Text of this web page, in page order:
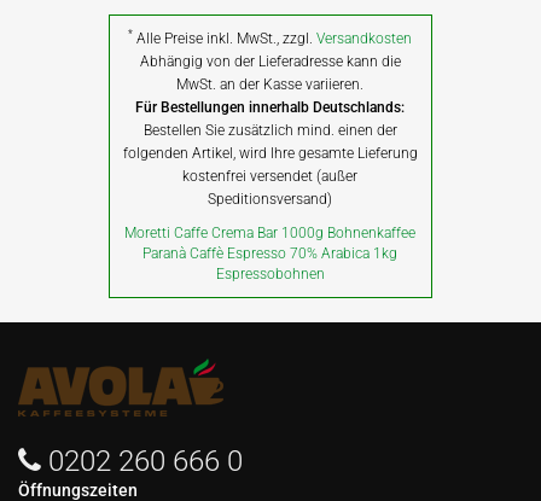
* Alle Preise inkl. MwSt., zzgl.Versandkosten
Abhängig von der Lieferadresse kann die
MwSt. an der Kasse variieren.
Für Bestellungen innerhalb Deutschlands:
Bestellen Sie zusätzlich mind. einen der
folgenden Artikel, wird Ihre gesamte Lieferung
kostenfrei versendet (außer
Speditionsversand)
Moretti Caffe Crema Bar 1000g Bohnenkaffee
Paranà Caffè Espresso 70% Arabica 1kg
Espressobohnen
0202 260 666 0
Öffnungszeiten